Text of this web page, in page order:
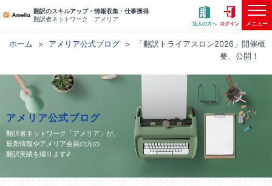
翻訳のスキルアップ・情報収集・仕事獲得
翻訳者ネットワーク アメリア
法人の方へ ログイン メニュー
ホーム アメリア公式ブログ
「翻訳トライアスロン2026」開催概
要、公開！
アメリア公式ブログ
翻訳者ネットワーク「アメリア」が、
最新情報やアメリア会員の方の
翻訳実績を綴ります♪